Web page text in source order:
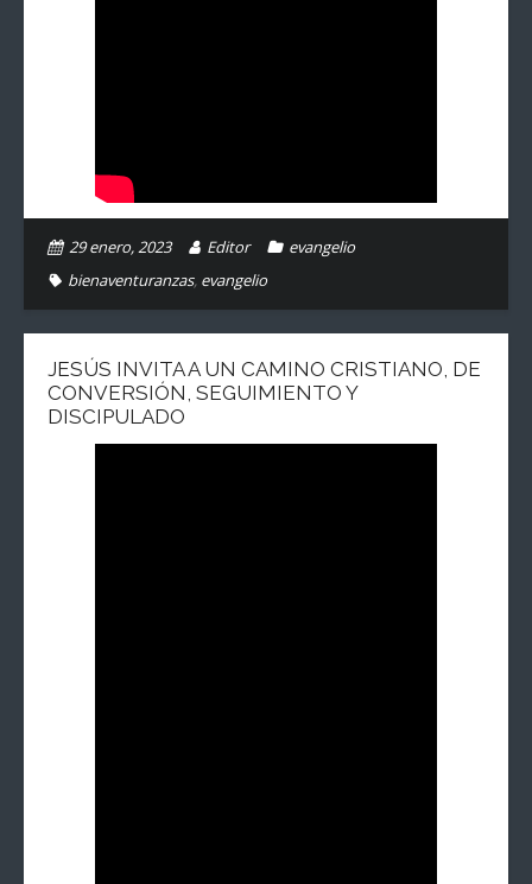
29 enero, 2023 Editor
evangelio
bienaventuranzas, evangelio
JESÚS INVITA A UN CAMINO CRISTIANO, DE
CONVERSIÓN, SEGUIMIENTO Y
DISCIPULADO